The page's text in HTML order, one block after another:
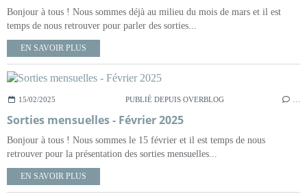
Bonjour à tous ! Nous sommes déjà au milieu du mois de mars et il est
temps de nous retrouver pour parler des sorties...
EN SAVOIR PLUS
15/02/2025 PUBLIÉ DEPUIS OVERBLOG
Sorties mensuelles - Février 2025
Bonjour à tous ! Nous sommes le 15 février et il est temps de nous
retrouver pour la présentation des sorties mensuelles...
EN SAVOIR PLUS